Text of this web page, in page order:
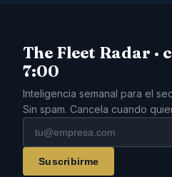
The Fleet Radar ·
7:00
Inteligencia semanal para el
Sin spam. Cancela cuando
Suscribirme